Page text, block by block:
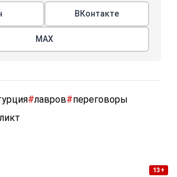
ВКонтакте
МАХ
#лавров#переговоры
13+